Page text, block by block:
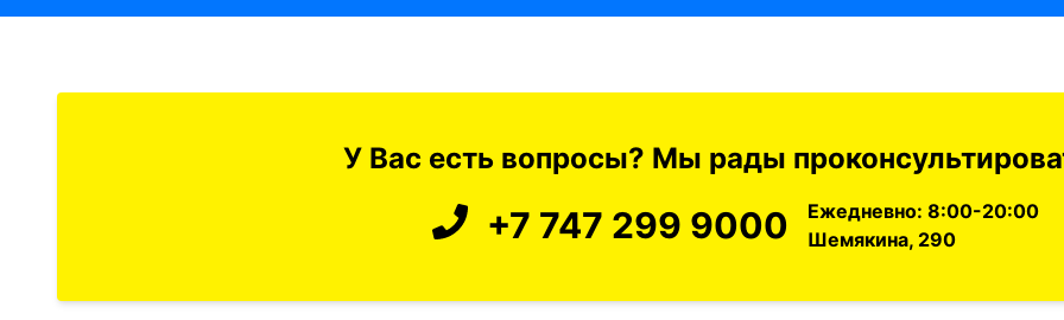
У Вас есть вопросы? Мы рады
+7 747 299 9000
Ежедневно: 8:00-20:00
Шемякина, 290